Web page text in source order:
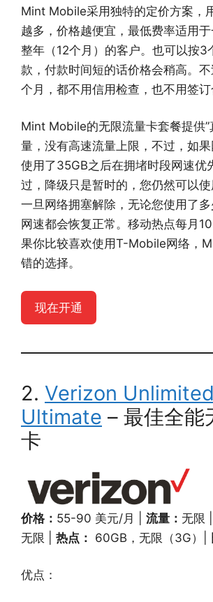
Mint Mobile采用独特的定价方案，
越多，价格越便宜，最低费率适用
整年（12个月）的客户。也可以按3
款，付款时间短的话价格会稍高。
个月，都不用信用检查，也不用签订
Mint Mobile的无限流量卡套餐提供”
量，没有高速流量上限，不过，如果
使用了35GB之后在拥堵时段网速优
过，降级只是暂时的，您仍然可以
一旦网络拥塞解除，无论您使用了
网速都会恢复正常。移动热点每月
果你比较喜欢使用T-Mobile网络，
错的选择。
现在开通
2. Verizon Unlimited
Ultimate – 最佳全能
卡
价格： 55-90 美元/月 | 流量： 无限 |
无限 | 热点： 60GB，无限（3G）|
优点：